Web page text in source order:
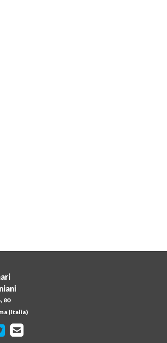
80
(Italia)